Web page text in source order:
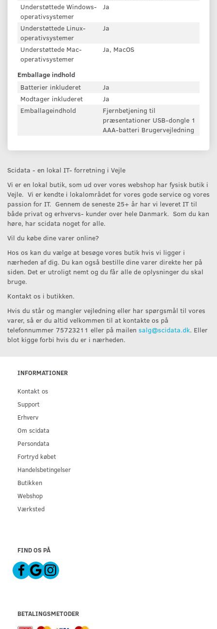
Understøttede Windows-
operativsystemer
Ja
Understøttede Linux-
operativsystemer
Ja
Understøttede Mac-
operativsystemer
Ja, MacOS
Emballage indhold
Batterier inkluderet
Ja
Modtager inkluderet
Ja
Emballageindhold
Fjernbetjening til
præsentationer USB-dongle 1
AAA-batteri Brugervejledning
Scidata - en lokal IT- forretning i Vejle
Vi er en lokal butik, som ud over vores webshop har fysisk butik i
Vejle. Vi er kendte i lokalområdet for vores gode service og vores
passion for IT. Gennem de seneste 25+ år har vi leveret IT til
både privat og erhvervs- kunder over hele Danmark. Som du kan
høre, har scidata noget for alle.
Vil du købe dine varer online?
Hos os kan du vælge at besøge vores butik hvis vi ligger i
nærheden af dig. Du kan også bestille dine varer direkte her på
siden. Det er utroligt nemt og du får alle de oplysninger du skal
bruge.
Kontakt os i butikken.
Hvis du står og mangler vejledning eller har spørgsmål til vores
varer, så er du altid velkommen til at kontakte os på
telefonnummer 75723211 eller på mailen salg@scidata.dk. Eller
blot kigge forbi hvis du er i nærheden.
INFORMATIONER
Kontakt os
Support
Erhverv
Om scidata
Persondata
Fortryd købet
Handelsbetingelser
Butikken
Webshop
Værksted
FIND OS PÅ
BETALINGSMETODER